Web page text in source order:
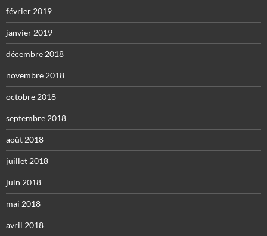
février 2019
janvier 2019
décembre 2018
novembre 2018
octobre 2018
septembre 2018
août 2018
juillet 2018
juin 2018
mai 2018
avril 2018